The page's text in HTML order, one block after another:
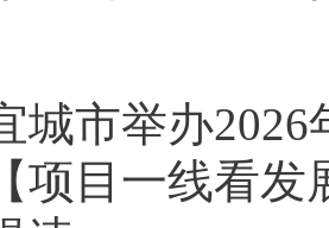
城市举办
项目一线看发